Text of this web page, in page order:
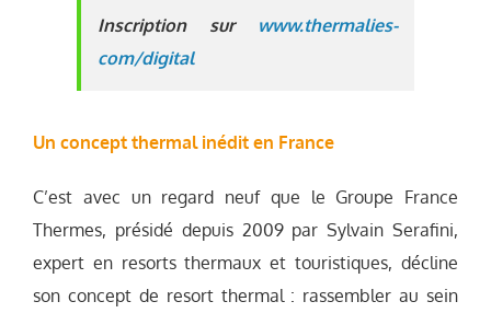
Inscription sur
www.thermalies-
com/digital
Un concept thermal inédit en France
C’est avec un regard neuf que le Groupe France
Thermes, présidé depuis 2009 par Sylvain Serafini,
expert en resorts thermaux et touristiques, décline
son concept de resort thermal : rassembler au sein